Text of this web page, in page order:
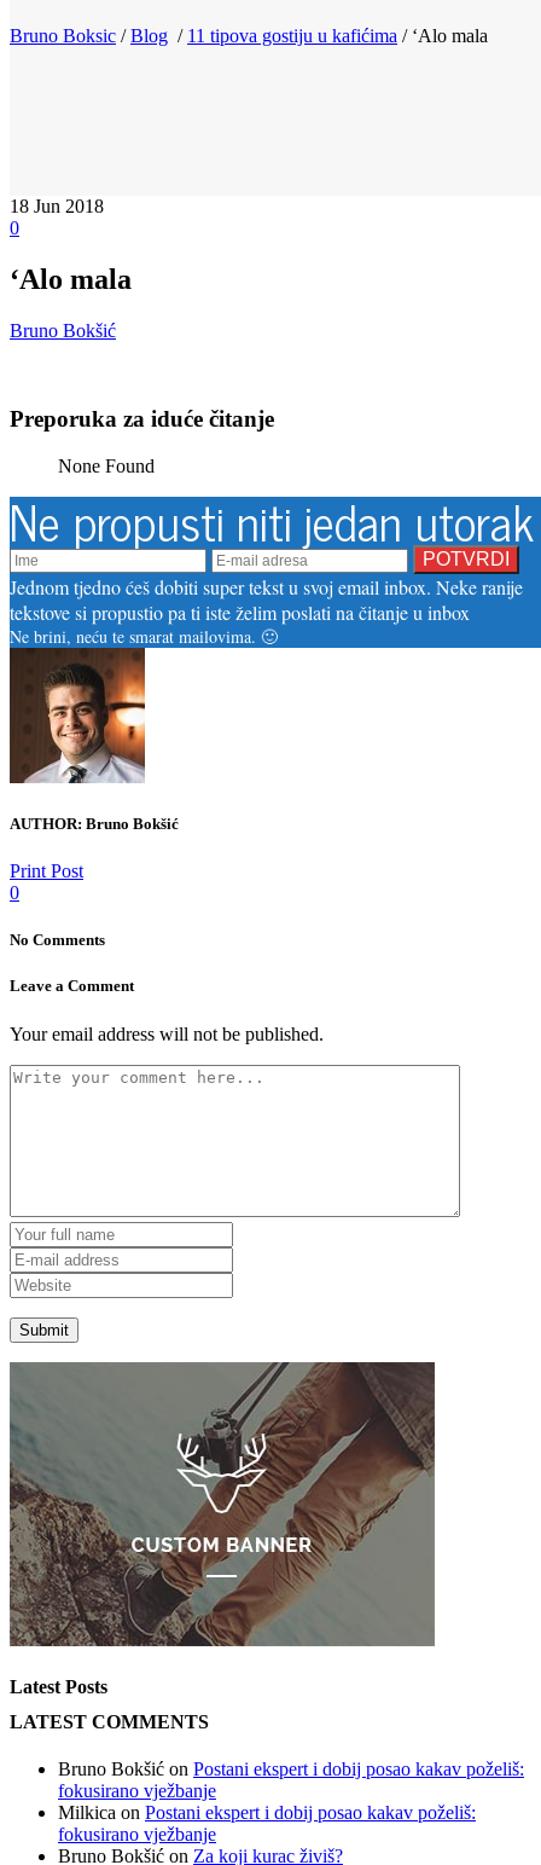
Bruno Boksic /Blog / 11 tipova gostiju u kafićima / ‘Alo mala
18 Jun 2018
0
‘Alo mala
Bruno Bokšić
Preporuka za iduće čitanje
None Found
Ne propusti niti jedan utorak
Jednom tjedno ćeš dobiti super tekst u svoj email inbox. Neke ranije
tekstove si propustio pa ti iste želim poslati na čitanje u inbox
Ne brini, neću te smarat mailovima. 🙂
AUTHOR: Bruno Bokšić
Print Post
0
No Comments
Leave a Comment
Your email address will not be published.
Latest Posts
LATEST COMMENTS
Bruno Bokšić on Postani ekspert i dobij posao kakav poželiš:
fokusirano vježbanje
Milkica on Postani ekspert i dobij posao kakav poželiš:
fokusirano vježbanje
Bruno Bokšić on Za koji kurac živiš?